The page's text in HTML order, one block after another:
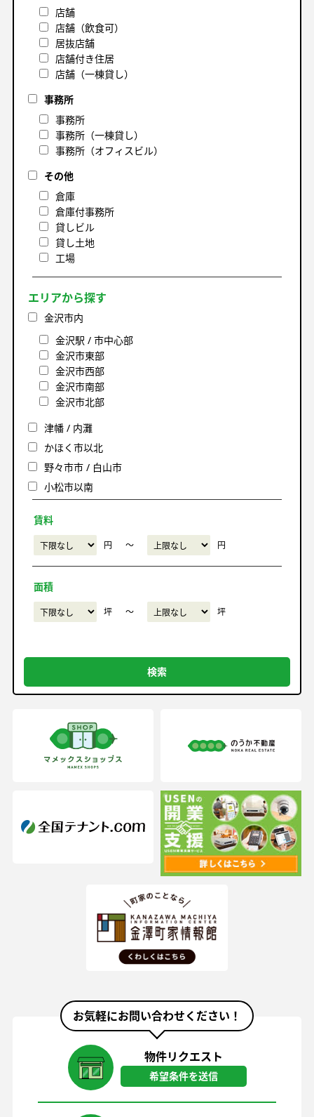
店舗
店舗（飲食可）
居抜店舗
店舗付き住居
店舗（一棟貸し）
事務所
事務所
事務所（一棟貸し）
事務所（オフィスビル）
その他
倉庫
倉庫付事務所
貸しビル
貸し土地
工場
エリアから探す
金沢市内
金沢駅 / 市中心部
金沢市東部
金沢市西部
金沢市南部
金沢市北部
津幡 / 内灘
かほく市以北
野々市市 / 白山市
小松市以南
賃料
円 〜 円
面積
坪 〜 坪
お気軽にお問い合わせください！
物件リクエスト
希望条件を送信